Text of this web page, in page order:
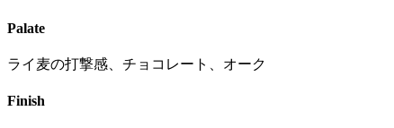
Palate
ライ麦の打撃感、チョコレート、オーク
Finish